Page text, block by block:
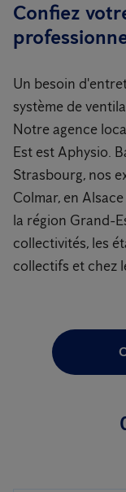
Confiez
Un besoin
système de
Notre agence
Est est Aphysio.
Strasbourg, nos
Colmar, en
la région Grand-
collectivités, les
collectifs et chez